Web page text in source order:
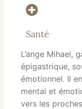
Santé
L’ange Mihael,
épigastrique,
émotionnel. Il
mental et
vers les